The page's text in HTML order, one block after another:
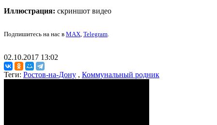
Иллюстрация: скриншот видео
Подпишитесь на нас в MAX, Telegram.
02.10.2017 13:02
Теги: Ростов-на-Дону , Коммунальный родник